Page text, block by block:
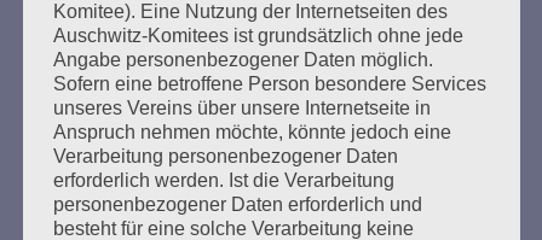
Mitteilungsblatt 2010 herunterladen
Komitee). Eine Nutzung der Internetseiten des
Auschwitz-Komitees ist grundsätzlich ohne jede
Angabe personenbezogener Daten möglich.
Sofern eine betroffene Person besondere Services
unseres Vereins über unsere Internetseite in
Anspruch nehmen möchte, könnte jedoch eine
Verarbeitung personenbezogener Daten
erforderlich werden. Ist die Verarbeitung
personenbezogener Daten erforderlich und
besteht für eine solche Verarbeitung keine